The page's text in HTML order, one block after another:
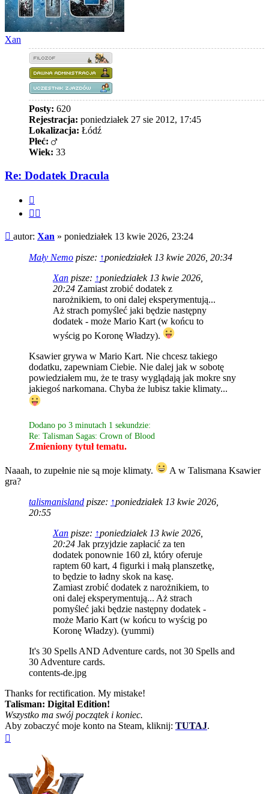
Xan
Posty: 620
Rejestracja: poniedziałek 27 sie 2012, 17:45
Lokalizacja: Łódź
Płeć:
Wiek: 33
Re: Dodatek Dracula
Post
autor: Xan » poniedziałek 13 kwie 2026, 23:24
Mały Nemo pisze: ↑poniedziałek 13 kwie 2026, 20:34
Xan pisze: ↑poniedziałek 13 kwie 2026,
20:24 Zamiast zrobić dodatek z
narożnikiem, to oni dalej eksperymentują...
Aż strach pomyśleć jaki będzie następny
dodatek - może Mario Kart (w końcu to
wyścig po Koronę Władzy).
Ksawier grywa w Mario Kart. Nie chcesz takiego
dodatku, zapewniam Ciebie. Nie dalej jak w sobotę
powiedziałem mu, że te trasy wyglądają jak mokre sny
jakiegoś narkomana. Chyba że lubisz takie klimaty...
Dodano po 3 minutach 1 sekundzie:
Re: Talisman Sagas: Crown of Blood
Zmieniony tytuł tematu.
Naaah, to zupełnie nie są moje klimaty.
A w Talismana Ksawier
gra?
talismanisland pisze: ↑poniedziałek 13 kwie 2026,
20:55
Xan pisze: ↑poniedziałek 13 kwie 2026,
20:24 Jak przyjdzie zapłacić za ten
dodatek ponownie 160 zł, który oferuje
raptem 60 kart, 4 figurki i małą planszetkę,
to będzie to ładny skok na kasę.
Zamiast zrobić dodatek z narożnikiem, to
oni dalej eksperymentują... Aż strach
pomyśleć jaki będzie następny dodatek -
może Mario Kart (w końcu to wyścig po
Koronę Władzy). (yummi)
It's 30 Spells AND Adventure cards, not 30 Spells and
30 Adventure cards.
contents-de.jpg
Thanks for rectification. My mistake!
Talisman: Digital Edition!
Wszystko ma swój początek i koniec.
Aby zobaczyć moje konto na Steam, kliknij: TUTAJ.